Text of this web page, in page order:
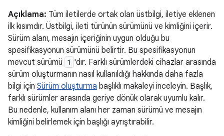
Açıklama: Tüm iletilerde ortak olan üstbilgi, iletiye eklenen
ilk kısımdır. Üstbilgi, ileti türünün sürümünü ve kimliğini içerir.
Sürüm alanı, mesajın içeriğinin uygun olduğu bu
spesifikasyonun sürümünü belirtir. Bu spesifikasyonun
mevcut sürümü 1 'dır. Farklı sürümlerdeki cihazlar arasında
sürüm oluşturmanın nasıl kullanıldığı hakkında daha fazla
bilgi için Sürüm oluşturma başlıklı makaleyi inceleyin. Başlık,
farklı sürümler arasında geriye dönük olarak uyumlu kalır.
Bu nedenle, kullanım alanı her zaman sürümü ve mesajın
kimliğini belirlemek için başlığı ayrıştırabilir.